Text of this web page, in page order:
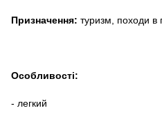
Призначення: туризм, походи в
Особливості:
- легкий